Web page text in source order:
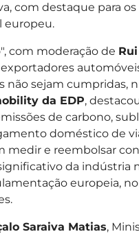
com destaque para
europeu.
com moderação de
não sejam
da EDP,
de carbono,
doméstico de
medir e reembolsar
da indústria
europeia,
Saraiva Matias,